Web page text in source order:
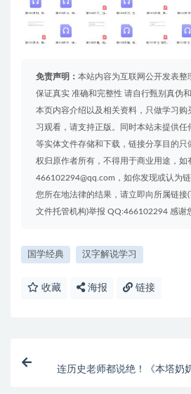
免责声明： 本站内容为互联网公开发表整
保证真实 准确和完整性 请自行甄别真伪
本页内容介绍以及相关资料，只做学习购
习观看，请支持正版。同时本站未提供任
等实体文件存储和下载，链接分享目的只
权归原作者所有，不得用于商业用途，如
466102294@qq.com，如你发现或认为
您所在地法律的结果，请立即向所属链接
文件托管机构)举报 QQ:466102294 感谢
国学经典 汉字解说学习
收藏 海报 链接
连历史老师都说绝！《本塔奶